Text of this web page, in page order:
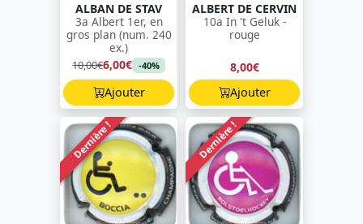
ALBAN DE STAV
3a Albert 1er, en
gros plan (num. 240
ex.)
10,00€6,00€ -40%
Ajouter
ALBERT DE CERVIN
10a In 't Geluk -
rouge
8,00€
Ajouter
Dernière ! Dernière !